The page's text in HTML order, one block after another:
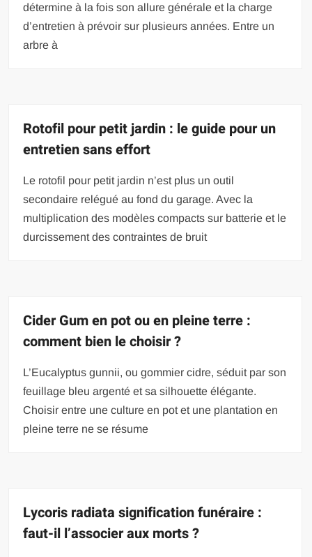
détermine à la fois son allure générale et la charge
d’entretien à prévoir sur plusieurs années. Entre un
arbre à
Rotofil pour petit jardin : le guide pour un
entretien sans effort
Le rotofil pour petit jardin n’est plus un outil
secondaire relégué au fond du garage. Avec la
multiplication des modèles compacts sur batterie et le
durcissement des contraintes de bruit
Cider Gum en pot ou en pleine terre :
comment bien le choisir ?
L’Eucalyptus gunnii, ou gommier cidre, séduit par son
feuillage bleu argenté et sa silhouette élégante.
Choisir entre une culture en pot et une plantation en
pleine terre ne se résume
Lycoris radiata signification funéraire :
faut-il l’associer aux morts ?